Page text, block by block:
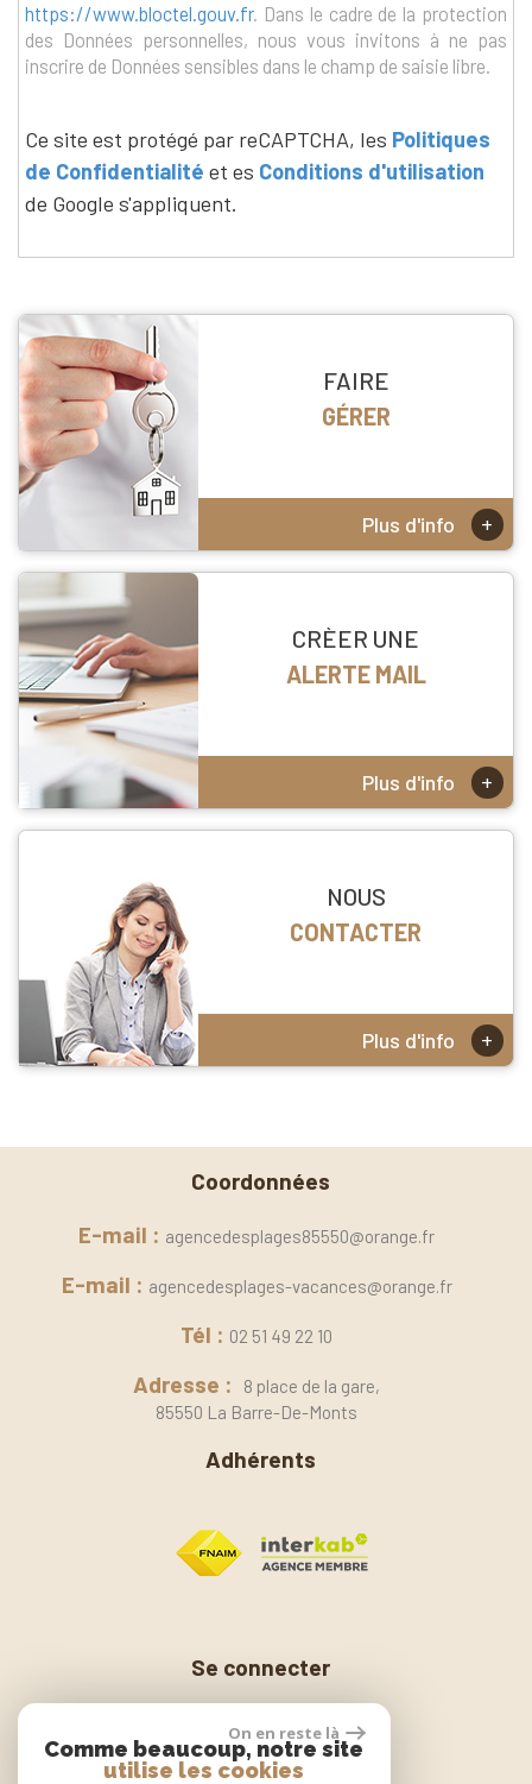
https://www.bloctel.gouv.fr. Dans le cadre de la protection
des Données personnelles, nous vous invitons à ne pas
inscrire de Données sensibles dans le champ de saisie libre.
Ce site est protégé par reCAPTCHA, les Politiques
de Confidentialité et es Conditions d'utilisation
de Google s'appliquent.
FAIRE
GÉRER
Plus d'info +
CRÈER UNE
ALERTE MAIL
Plus d'info +
NOUS
CONTACTER
Plus d'info +
Coordonnées
E-mail : agencedesplages85550@orange.fr
E-mail : agencedesplages-vacances@orange.fr
Tél : 02 51 49 22 10
Adresse :
8 place de la gare,
85550 La Barre-De-Monts
Adhérents
Se connecter
Espace propriétaire
On en reste là
Comme beaucoup, notre site
utilise les cookies